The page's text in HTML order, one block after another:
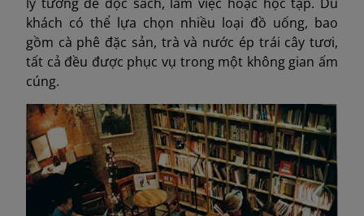
khách có thể lựa chọn nhiều loại đồ uống, bao
gồm cà phê đặc sản, trà và nước ép trái cây tươi,
tất cả đều được phục vụ trong một không gian ấm
cúng.